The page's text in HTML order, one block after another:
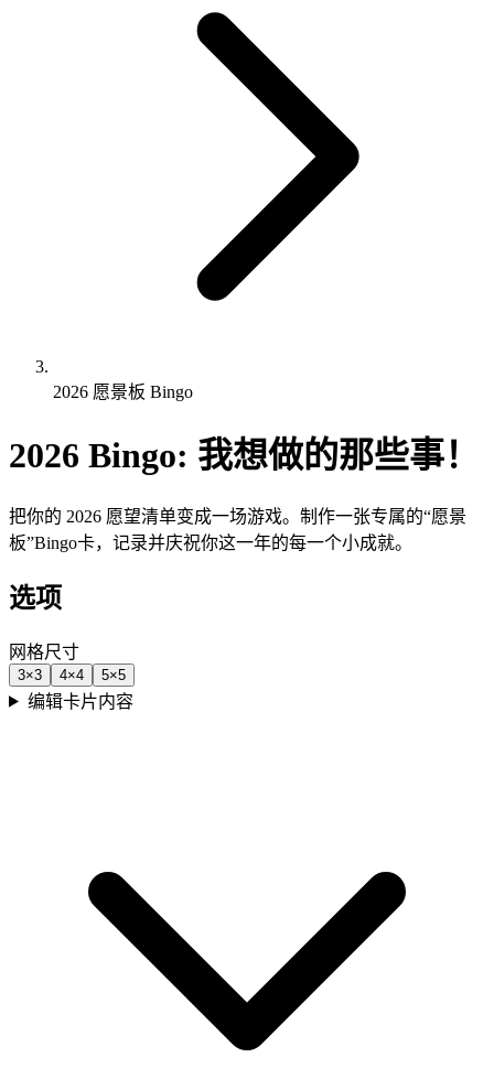
2026 愿景板 Bingo
2026 Bingo: 我想做的那些事！
把你的 2026 愿望清单变成一场游戏。制作一张专属的“愿景
板”Bingo卡，记录并庆祝你这一年的每一个小成就。
选项
网格尺寸
3×3 4×4 5×5
编辑卡片内容